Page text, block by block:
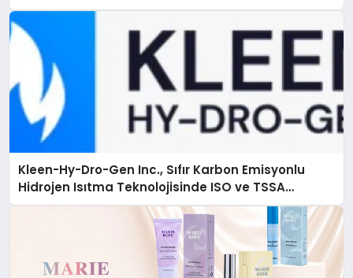
Kleen-Hy-Dro-Gen Inc., Sıfır Karbon Emisyonlu
Hidrojen Isıtma Teknolojisinde ISO ve TSSA
Düzenleyici Onaylarını Aldı